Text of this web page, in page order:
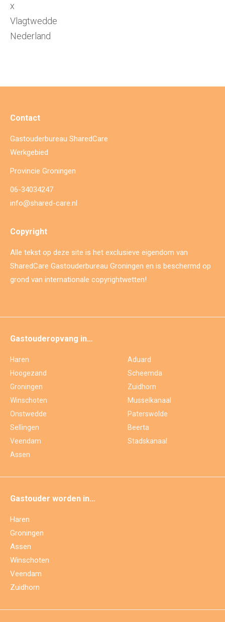
x
Vlagtwedde
Nederland
Contact
Gastouderbureau SharedCare
Werkgebied
Provincie Groningen
06-34034247
info@shared-care.nl
Copyright
Alle tekst op deze site is het exclusieve eigendom van
SharedCare Gastouderbureau Groningen en is beschermd op
grond van internationale copyrightwetten!
Gastouderopvang in…
Haren
Hoogezand
Groningen
Winschoten
Onstwedde
Sellingen
Veendam
Assen
Aduard
Scheemda
Zuidhorn
Musselkanaal
Paterswolde
Beerta
Stadskanaal
Gastouder worden in…
Haren
Groningen
Assen
Winschoten
Veendam
Zuidhorn